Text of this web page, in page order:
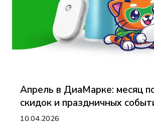
Апрель в ДиаМарке: месяц
скидок и праздничных
10.04.2026